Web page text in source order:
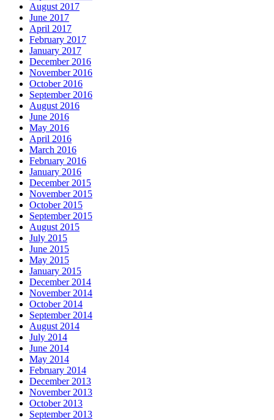
August 2017
June 2017
April 2017
February 2017
January 2017
December 2016
November 2016
October 2016
September 2016
August 2016
June 2016
May 2016
April 2016
March 2016
February 2016
January 2016
December 2015
November 2015
October 2015
September 2015
August 2015
July 2015
June 2015
May 2015
January 2015
December 2014
November 2014
October 2014
September 2014
August 2014
July 2014
June 2014
May 2014
February 2014
December 2013
November 2013
October 2013
September 2013